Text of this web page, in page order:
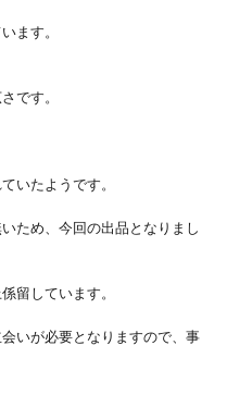
ます。
です。
たようです。
め、今回の出品となりまし
留しています。
いが必要となりますので、事